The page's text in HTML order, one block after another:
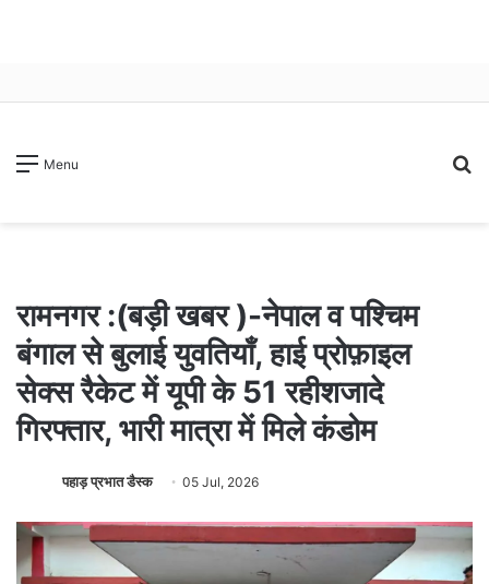
Menu
रामनगर :(बड़ी खबर )-नेपाल व पश्चिम
बंगाल से बुलाई युवतियाँ, हाई प्रोफ़ाइल
सेक्स रैकेट में यूपी के 51 रहीशजादे
गिरफ्तार, भारी मात्रा में मिले कंडोम
पहाड़ प्रभात डैस्क 05 Jul, 2026